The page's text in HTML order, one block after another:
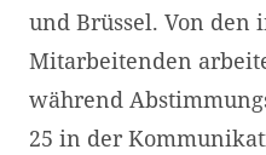
und Brüssel. Von den
Mitarbeitenden
während
25 in der